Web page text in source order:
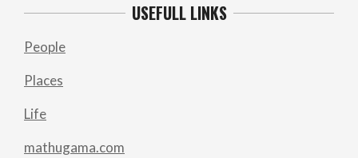
USEFULL LINKS
People
Places
Life
mathugama.com